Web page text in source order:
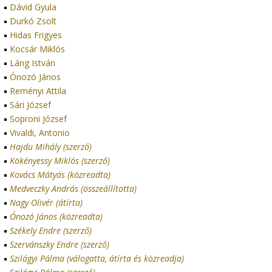
Dávid Gyula
Durkó Zsolt
Hidas Frigyes
Kocsár Miklós
Láng István
Ónozó János
Reményi Attila
Sári József
Soproni József
Vivaldi, Antonio
Hajdu Mihály (szerző)
Kökényessy Miklós (szerző)
Kovács Mátyás (közreadta)
Medveczky András (összeállította)
Nagy Olivér (átírta)
Ónozó János (közreadta)
Székely Endre (szerző)
Szervánszky Endre (szerző)
Szilágyi Pálma (válogatta, átírta és közreadja)